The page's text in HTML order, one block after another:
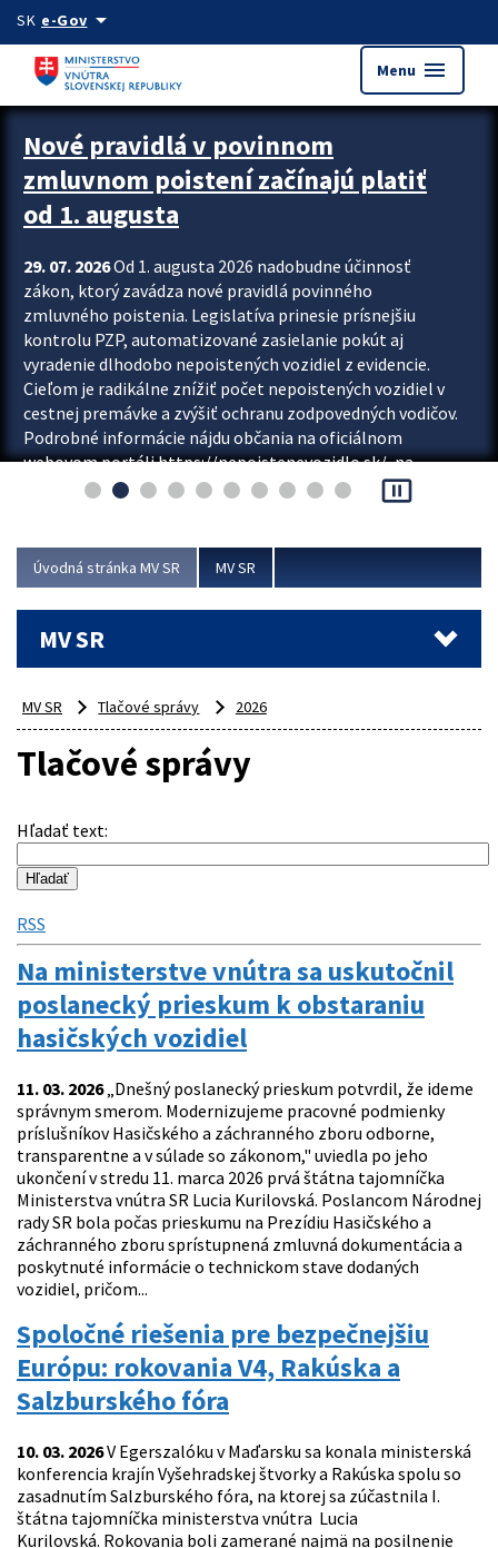
Preskocit na hlavný obsah
SK e-Govarrow_drop_down
Menu menu
Zastavit automatický posun upútavok
Nové pravidlá v povinnom
zmluvnom poistení začínajú platiť
od 1. augusta
29. 07. 2026Od 1. augusta 2026 nadobudne účinnosť
zákon, ktorý zavádza nové pravidlá povinného
zmluvného poistenia. Legislatíva prinesie prísnejšiu
kontrolu PZP, automatizované zasielanie pokút aj
vyradenie dlhodobo nepoistených vozidiel z evidencie.
Cieľom je radikálne znížiť počet nepoistených vozidiel v
cestnej premávke a zvýšiť ochranu zodpovedných vodičov.
Podrobné informácie nájdu občania na oficiálnom
webovom portáli https://nepoistenevozidlo.sk/, na
ktorom od augusta pribudne aj možnosť overiť si...
pause_presentation
Úvodná stránka MV SR MV SR
MV SR
MV SR Tlačové správy 2026
Tlačové správy
Hľadať text:
RSS
Na ministerstve vnútra sa uskutočnil
poslanecký prieskum k obstaraniu
hasičských vozidiel
11. 03. 2026„Dnešný poslanecký prieskum potvrdil, že ideme
správnym smerom. Modernizujeme pracovné podmienky
príslušníkov Hasičského a záchranného zboru odborne,
transparentne a v súlade so zákonom," uviedla po jeho
ukončení v stredu 11. marca 2026 prvá štátna tajomníčka
Ministerstva vnútra SR Lucia Kurilovská. Poslancom Národnej
rady SR bola počas prieskumu na Prezídiu Hasičského a
záchranného zboru sprístupnená zmluvná dokumentácia a
poskytnuté informácie o technickom stave dodaných
vozidiel, pričom...
Spoločné riešenia pre bezpečnejšiu
Európu: rokovania V4, Rakúska a
Salzburského fóra
10. 03. 2026V Egerszalóku v Maďarsku sa konala ministerská
konferencia krajín Vyšehradskej štvorky a Rakúska spolu so
zasadnutím Salzburského fóra, na ktorej sa zúčastnila I.
štátna tajomníčka ministerstva vnútra Lucia
Kurilovská. Rokovania boli zamerané najmä na posilnenie